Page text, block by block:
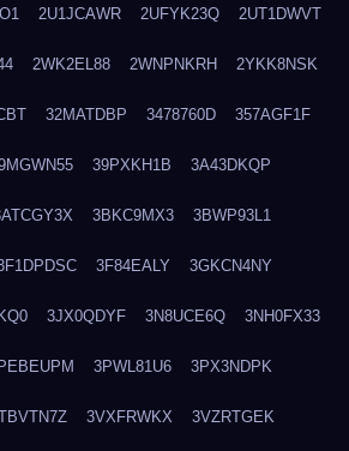
2U1JCAWR 2UFYK23Q 2UT1DWVT
2WK2EL88 2WNPNKRH 2YKK8NSK
32MATDBP 3478760D 357AGF1F
39PXKH1B 3A43DKQP
3BKC9MX3 3BWP93L1
3F84EALY 3GKCN4NY
3JX0QDYF 3N8UCE6Q 3NH0FX33
3PWL81U6 3PX3NDPK
3VXFRWKX 3VZRTGEK